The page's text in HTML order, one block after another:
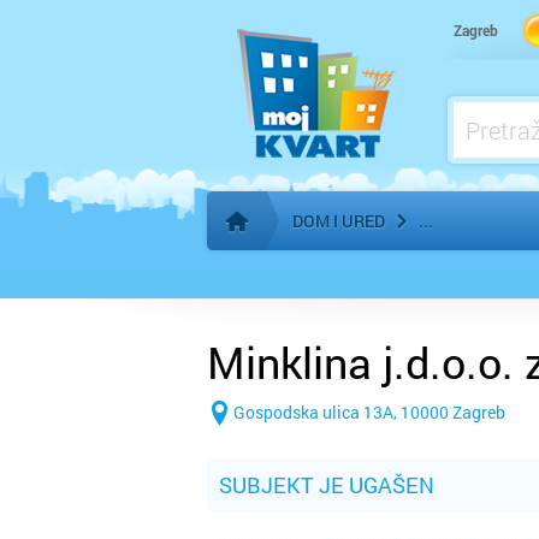
Zagreb
Početna stranica
DOM I URED
Kupaonice, Keramika, Sanitarije - prodaja
Kupaonice, Keramika, Sanitarije - ugradnja
Madraci - proizvodnja, prodaja
Minklina j.d.o.o.
Gospodska ulica 13A, 10000 Zagreb
SUBJEKT JE UGAŠEN